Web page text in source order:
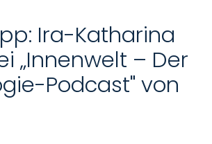
Ira-Katharina
„Innenwelt – Der
Podcast" von